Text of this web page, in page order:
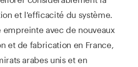
et l'efficacité du système.
avec de nouveaux
et de fabrication en France,
arabes unis et en